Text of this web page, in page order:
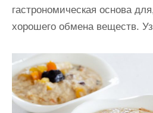
гастрономическая основа
хорошего обмена веществ.